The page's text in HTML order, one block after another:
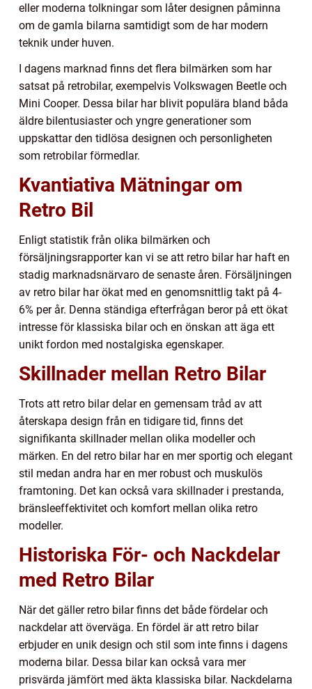
eller moderna tolkningar som låter designen påminna
om de gamla bilarna samtidigt som de har modern
teknik under huven.
I dagens marknad finns det flera bilmärken som har
satsat på retrobilar, exempelvis Volkswagen Beetle och
Mini Cooper. Dessa bilar har blivit populära bland båda
äldre bilentusiaster och yngre generationer som
uppskattar den tidlösa designen och personligheten
som retrobilar förmedlar.
Kvantiativa Mätningar om
Retro Bil
Enligt statistik från olika bilmärken och
försäljningsrapporter kan vi se att retro bilar har haft en
stadig marknadsnärvaro de senaste åren. Försäljningen
av retro bilar har ökat med en genomsnittlig takt på 4-
6% per år. Denna ständiga efterfrågan beror på ett ökat
intresse för klassiska bilar och en önskan att äga ett
unikt fordon med nostalgiska egenskaper.
Skillnader mellan Retro Bilar
Trots att retro bilar delar en gemensam tråd av att
återskapa design från en tidigare tid, finns det
signifikanta skillnader mellan olika modeller och
märken. En del retro bilar har en mer sportig och elegant
stil medan andra har en mer robust och muskulös
framtoning. Det kan också vara skillnader i prestanda,
bränsleeffektivitet och komfort mellan olika retro
modeller.
Historiska För- och Nackdelar
med Retro Bilar
När det gäller retro bilar finns det både fördelar och
nackdelar att överväga. En fördel är att retro bilar
erbjuder en unik design och stil som inte finns i dagens
moderna bilar. Dessa bilar kan också vara mer
prisvärda jämfört med äkta klassiska bilar. Nackdelarna